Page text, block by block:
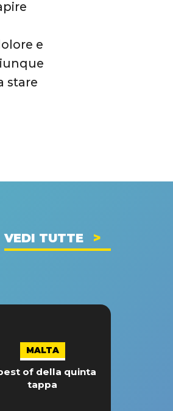
e
stare
VEDI TUTTE
MALTA
of della quinta
tappa